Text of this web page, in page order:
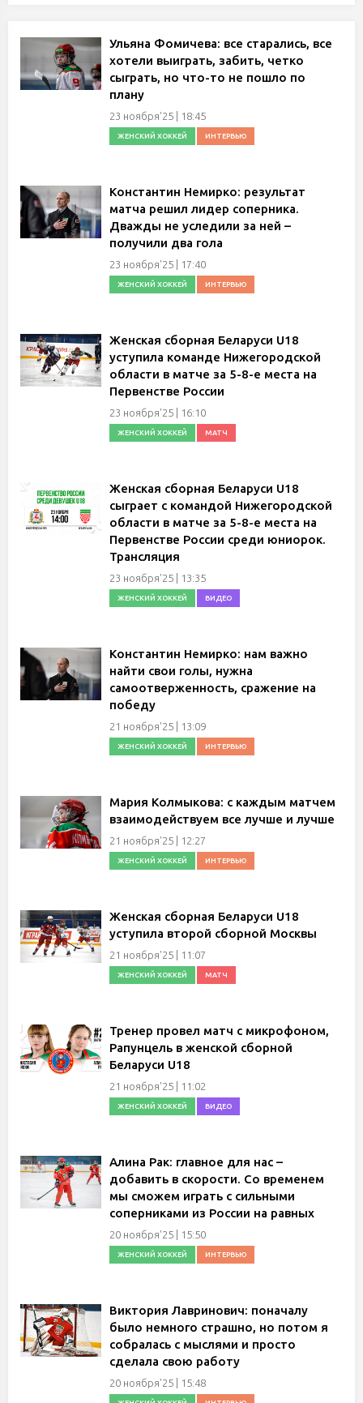
Ульяна Фомичева: все старались, все
хотели выиграть, забить, четко
сыграть, но что-то не пошло по
плану
23 ноября'25 | 18:45
ЖЕНСКИЙ ХОККЕЙ ИНТЕРВЬЮ
Константин Немирко: результат
матча решил лидер соперника.
Дважды не уследили за ней –
получили два гола
23 ноября'25 | 17:40
ЖЕНСКИЙ ХОККЕЙ ИНТЕРВЬЮ
Женская сборная Беларуси U18
уступила команде Нижегородской
области в матче за 5-8-е места на
Первенстве России
23 ноября'25 | 16:10
ЖЕНСКИЙ ХОККЕЙ МАТЧ
Женская сборная Беларуси U18
сыграет с командой Нижегородской
области в матче за 5-8-е места на
Первенстве России среди юниорок.
Трансляция
23 ноября'25 | 13:35
ЖЕНСКИЙ ХОККЕЙ ВИДЕО
Константин Немирко: нам важно
найти свои голы, нужна
самоотверженность, сражение на
победу
21 ноября'25 | 13:09
ЖЕНСКИЙ ХОККЕЙ ИНТЕРВЬЮ
Мария Колмыкова: с каждым матчем
взаимодействуем все лучше и лучше
21 ноября'25 | 12:27
ЖЕНСКИЙ ХОККЕЙ ИНТЕРВЬЮ
Женская сборная Беларуси U18
уступила второй сборной Москвы
21 ноября'25 | 11:07
ЖЕНСКИЙ ХОККЕЙ МАТЧ
Тренер провел матч с микрофоном,
Рапунцель в женской сборной
Беларуси U18
21 ноября'25 | 11:02
ЖЕНСКИЙ ХОККЕЙ ВИДЕО
Алина Рак: главное для нас –
добавить в скорости. Со временем
мы сможем играть с сильными
соперниками из России на равных
20 ноября'25 | 15:50
ЖЕНСКИЙ ХОККЕЙ ИНТЕРВЬЮ
Виктория Лавринович: поначалу
было немного страшно, но потом я
собралась с мыслями и просто
сделала свою работу
20 ноября'25 | 15:48